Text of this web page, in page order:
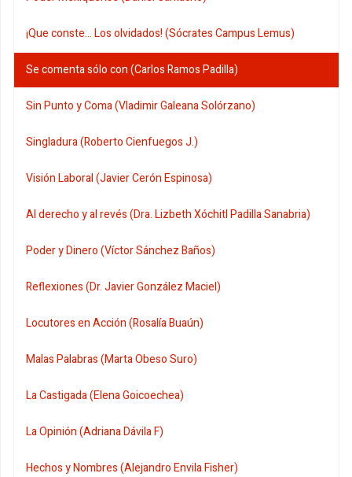
¡Que conste... Los olvidados! (Sócrates Campus Lemus)
Se comenta sólo con (Carlos Ramos Padilla)
Sin Punto y Coma (Vladimir Galeana Solórzano)
Singladura (Roberto Cienfuegos J.)
Visión Laboral (Javier Cerón Espinosa)
Al derecho y al revés (Dra. Lizbeth Xóchitl Padilla Sanabria)
Poder y Dinero (Víctor Sánchez Baños)
Reflexiones (Dr. Javier González Maciel)
Locutores en Acción (Rosalía Buaún)
Malas Palabras (Marta Obeso Suro)
La Castigada (Elena Goicoechea)
La Opinión (Adriana Dávila F)
Hechos y Nombres (Alejandro Envila Fisher)